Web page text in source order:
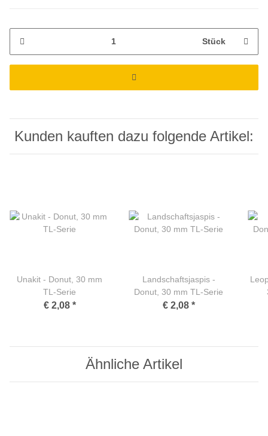
Stück
Kunden kauften dazu folgende Artikel:
Unakit - Donut, 30 mm
TL-Serie
€ 2,08 *
Landschaftsjaspis -
Donut, 30 mm TL-Serie
€ 2,08 *
Ähnliche Artikel